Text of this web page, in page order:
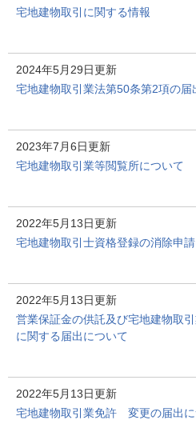
宅地建物取引に関する情報
2024年5月29日更新
宅地建物取引業法第50条第2項の届
2023年7月6日更新
宅地建物取引業等閲覧所について
2022年5月13日更新
宅地建物取引士資格登録の消除申
2022年5月13日更新
営業保証金の供託及び宅地建物取
に関する届出について
2022年5月13日更新
宅地建物取引業免許 変更の届出に